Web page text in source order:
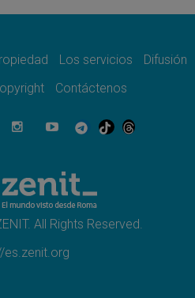
del cristiano"
niños en Gaza no cesa: 300
días
desfigura el mundo, solo la
Dios lo transfigura
Los servicios
Difusión
Contáctenos
All Rights Reserved.
es.zenit.org